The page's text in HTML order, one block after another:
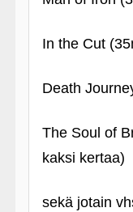
In the Cut
Death
The Soul of
kaksi kertaa)
sekä jotain